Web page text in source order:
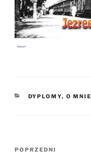
KATEGORIE
DYPLOMY, O MNIE
Nawigacja
Poprzedni
POPRZEDNI